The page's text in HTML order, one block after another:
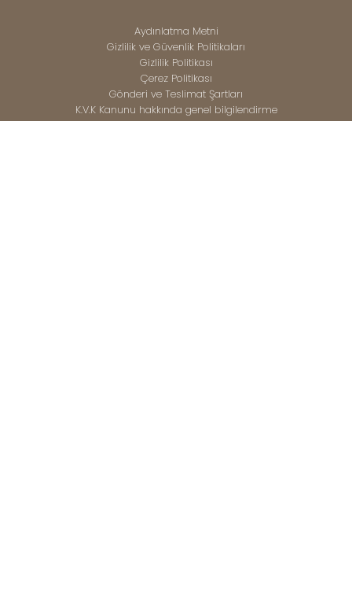
Aydınlatma Metni
Gizlilik ve Güvenlik Politikaları
Gizlilik Politikası
Çerez Politikası
Gönderi ve Teslimat Şartları
K.V.K Kanunu hakkında genel bilgilendirme
Mesafeli Satışlar Sözleşmesi